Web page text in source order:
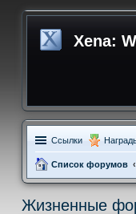
Xena:
Ссылки
Список форумов
Жизненные